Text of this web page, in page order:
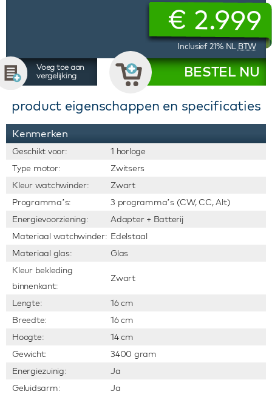
€ 2.999
Inclusief 21% NL BTW
Voeg toe aan
vergelijking
BESTEL NU
product eigenschappen en specificaties
Kenmerken
Geschikt voor:
1 horloge
Type motor:
Zwitsers
Kleur watchwinder:
Zwart
Programma’s:
3 programma’s (CW, CC, Alt)
Energievoorziening:
Adapter + Batterij
Materiaal watchwinder: Edelstaal
Materiaal glas:
Glas
Kleur bekleding
binnenkant:
Zwart
Lengte:
16 cm
Breedte:
16 cm
Hoogte:
14 cm
Gewicht:
3400 gram
Energiezuinig:
Ja
Geluidsarm:
Ja